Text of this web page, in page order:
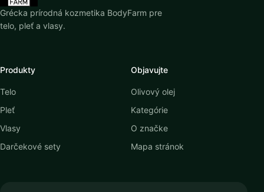
Grécka prírodná kozmetika BodyFarm pre
telo, pleť a vlasy.
Produkty
Telo
Pleť
Vlasy
Darčekové sety
Objavujte
Olivový olej
Kategórie
O značke
Mapa stránok